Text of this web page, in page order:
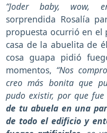
“Joder baby, wow,
sorprendida Rosalía
propuesta ocurrió en el
casa de la abuelita de
cosa guapa pidió
momentos, “Nos
creo más bonita que
pudo existir, por que
de tu abuela en una
de todo el edificio y